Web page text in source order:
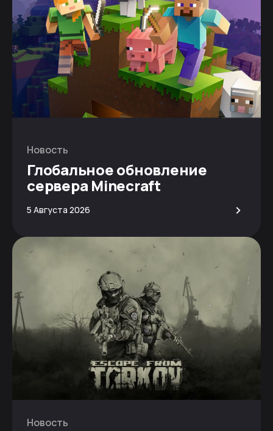
Новость
Глобальное обновление
сервера Minecraft
5 Августа 2026 >
Новость